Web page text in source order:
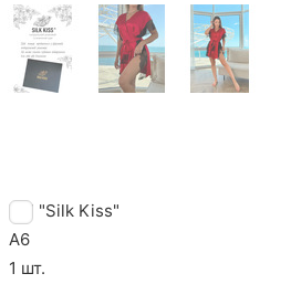
TM "Silk Kiss"
A6
1 шт.